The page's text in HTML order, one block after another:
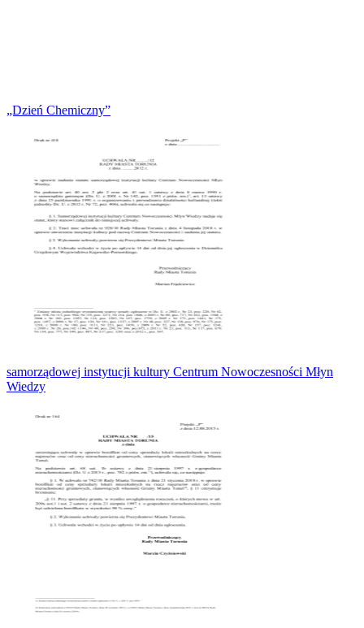
„Dzień Chemiczny”
samorządowej instytucji kultury Centrum Nowoczesności Młyn
Wiedzy